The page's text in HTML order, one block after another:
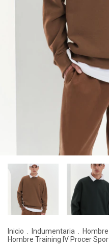
Inicio Indumentaria Hombre
Hombre Training IV Procer